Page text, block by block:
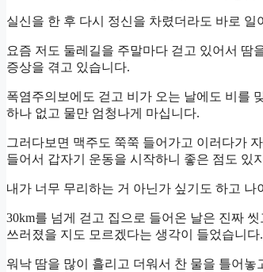
실신을 한 후 다시 정신을 차렸더라도 바로
요즘 저도 둘레길을 주말마다 걷고 있어서 땀
증상을 겪고 있습니다.
폭염주의보에도 걷고 비가 오는 날에도 비를
하나 없고 물만 엄청나게 마십니다.
그러다보면 맥주도 쭉쭉 들어가고 이러다가
들어서 갑자기 운동을 시작하니 좋은 점도 있
내가 너무 무리하는 거 아닌가 싶기도 하고
30km를 넘게 걷고 집으로 들어온 날은 진짜
쓰러졌을 지도 모르겠다는 생각이 들었습니다.
워낙 땀을 많이 흘리고 더워서 찬 물을 틀어